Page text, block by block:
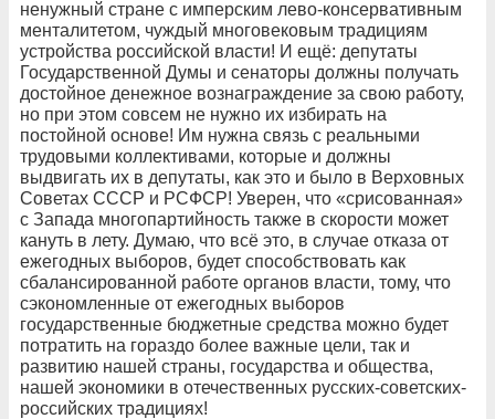
ненужный стране с имперским лево-консервативным
менталитетом, чуждый многовековым традициям
устройства российской власти! И ещё: депутаты
Государственной Думы и сенаторы должны получать
достойное денежное вознаграждение за свою работу,
но при этом совсем не нужно их избирать на
постойной основе! Им нужна связь с реальными
трудовыми коллективами, которые и должны
выдвигать их в депутаты, как это и было в Верховных
Советах СССР и РСФСР! Уверен, что «срисованная»
с Запада многопартийность также в скорости может
кануть в лету. Думаю, что всё это, в случае отказа от
ежегодных выборов, будет способствовать как
сбалансированной работе органов власти, тому, что
сэкономленные от ежегодных выборов
государственные бюджетные средства можно будет
потратить на гораздо более важные цели, так и
развитию нашей страны, государства и общества,
нашей экономики в отечественных русских-советских-
российских традициях!